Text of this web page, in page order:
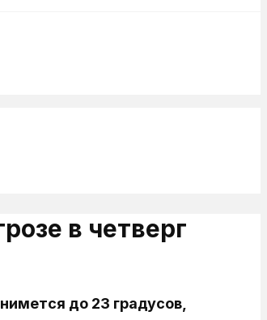
в четверг
до 23 градусов,